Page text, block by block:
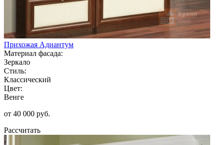
Прихожая Адиантум
Материал фасада:
Зеркало
Стиль:
Классический
Цвет:
Венге
от 40 000 руб.
Рассчитать